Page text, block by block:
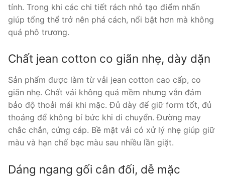
tính. Trong khi các chi tiết rách nhỏ tạo điểm nhấn
giúp tổng thể trở nên phá cách, nổi bật hơn mà không
quá phô trương.
Chất jean cotton co giãn nhẹ, dày dặn
Sản phẩm được làm từ vải jean cotton cao cấp, co
giãn nhẹ. Chất vải không quá mềm nhưng vẫn đảm
bảo độ thoải mái khi mặc. Đủ dày để giữ form tốt, đủ
thoáng để không bí bức khi di chuyển. Đường may
chắc chắn, cứng cáp. Bề mặt vải có xử lý nhẹ giúp giữ
màu và hạn chế bạc màu sau nhiều lần giặt.
Dáng ngang gối cân đối, dễ mặc